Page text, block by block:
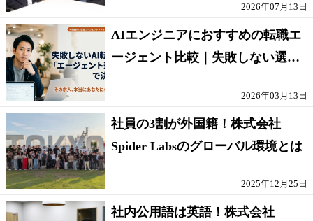
2026年07月13日
AIエンジニアにおすすめの転職エ
ージェント比較｜失敗しない選び
2026年03月13日
社員の3割が外国籍！株式会社
Spider Labsのグローバル環境とは
2025年12月25日
社内公用語は英語！株式会社